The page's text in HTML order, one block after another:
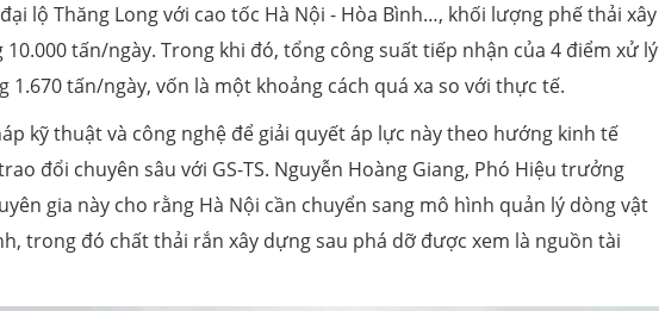
lộ Thăng Long với cao tốc Hà Nội - Hòa Bình…, khối lượng phế thải xây
tấn/ngày. Trong khi đó, tổng công suất tiếp nhận của 4 điểm xử lý
tấn/ngày, vốn là một khoảng cách quá xa so với thực tế.
kỹ thuật và công nghệ để giải quyết áp lực này theo hướng kinh tế
đổi chuyên sâu với GS-TS. Nguyễn Hoàng Giang, Phó Hiệu trưởng
gia này cho rằng Hà Nội cần chuyển sang mô hình quản lý dòng vật
trong đó chất thải rắn xây dựng sau phá dỡ được xem là nguồn tài